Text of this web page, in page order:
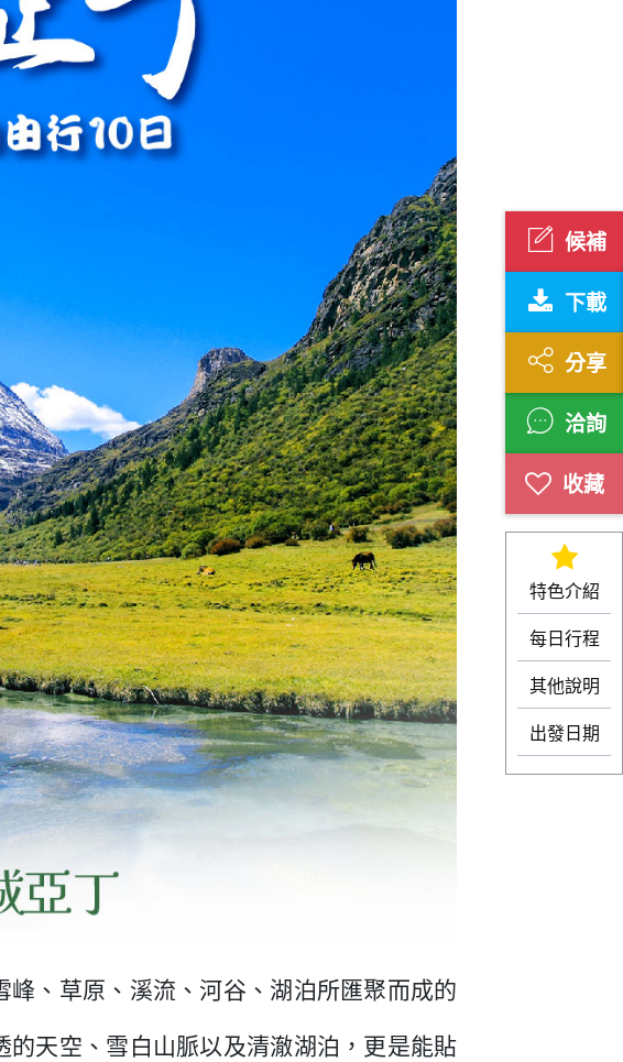
候補
下載
分享
洽詢
特色介紹
每日行程
其他說明
出發日期
、草原、溪流、河谷、湖泊所匯聚而成的
天空、雪白山脈以及清澈湖泊，更是能貼